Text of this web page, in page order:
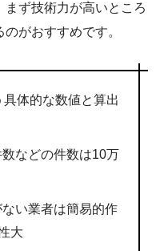
ず技術力が高いところ
がおすすめです。
具体的な数値と算出
などの件数は10万
い業者は簡易的作
大